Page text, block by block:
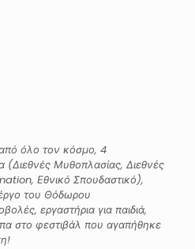
από όλο τον κόσμο, 4
(Διεθνές Μυθοπλασίας, Διεθνές
, Εθνικό Σπουδαστικό),
του Θόδωρου
εργαστήρια για παιδιά,
στο φεστιβάλ που αγαπήθηκε